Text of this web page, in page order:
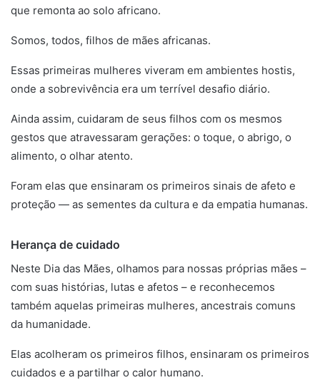
que remonta ao solo africano.
Somos, todos, filhos de mães africanas.
Essas primeiras mulheres viveram em ambientes hostis,
onde a sobrevivência era um terrível desafio diário.
Ainda assim, cuidaram de seus filhos com os mesmos
gestos que atravessaram gerações: o toque, o abrigo, o
alimento, o olhar atento.
Foram elas que ensinaram os primeiros sinais de afeto e
proteção — as sementes da cultura e da empatia humanas.
Herança de cuidado
Neste Dia das Mães, olhamos para nossas próprias mães –
com suas histórias, lutas e afetos – e reconhecemos
também aquelas primeiras mulheres, ancestrais comuns
da humanidade.
Elas acolheram os primeiros filhos, ensinaram os primeiros
cuidados e a partilhar o calor humano.